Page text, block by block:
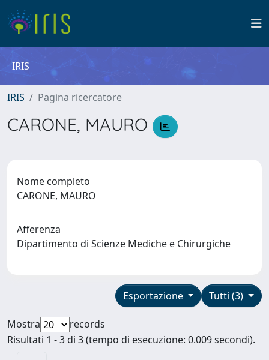
IRIS
IRIS Pagina ricercatore
CARONE, MAURO
Nome completo
CARONE, MAURO
Afferenza
Dipartimento di Scienze Mediche e Chirurgiche
Tutti (3)
Esportazione
Mostra
records
Risultati 1 - 3 di 3 (tempo di esecuzione: 0.009 secondi).